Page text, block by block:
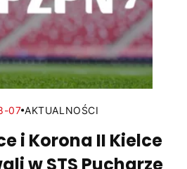
07 AKTUALNOŚCI
i Korona II Kielce
w STS Pucharze